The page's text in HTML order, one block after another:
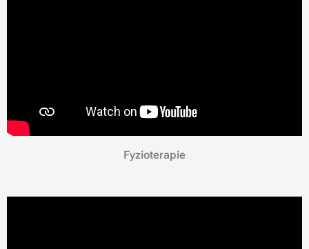
Fyzioterapie